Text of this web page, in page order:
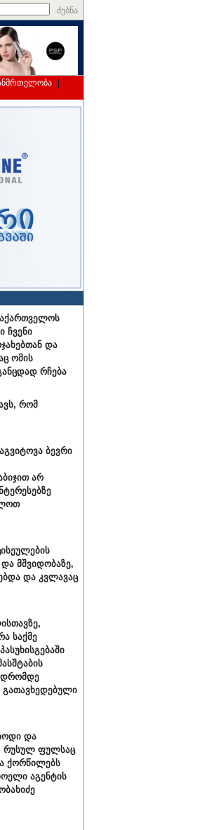
ძებნა
ჩვენი
და
ომის
რჩება
რომ
ბევრი
არ
მშვიდობაზე,
და კვლავაც
საქმე
დრომდე
და
რუსულ ფულსაც
ქორწილებს
აგენტის